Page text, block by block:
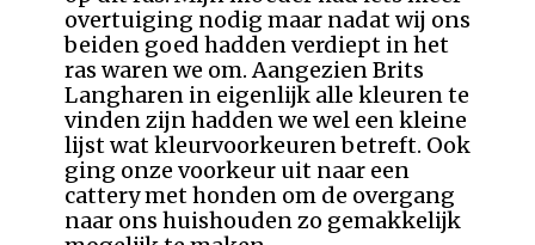
overtuiging nodig maar nadat wij ons
beiden goed hadden verdiept in het
ras waren we om. Aangezien Brits
Langharen in eigenlijk alle kleuren te
vinden zijn hadden we wel een kleine
lijst wat kleurvoorkeuren betreft. Ook
ging onze voorkeur uit naar een
cattery met honden om de overgang
naar ons huishouden zo gemakkelijk